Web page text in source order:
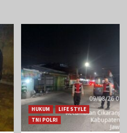
HUKUM
LIFE STYLE
TNI POLRI